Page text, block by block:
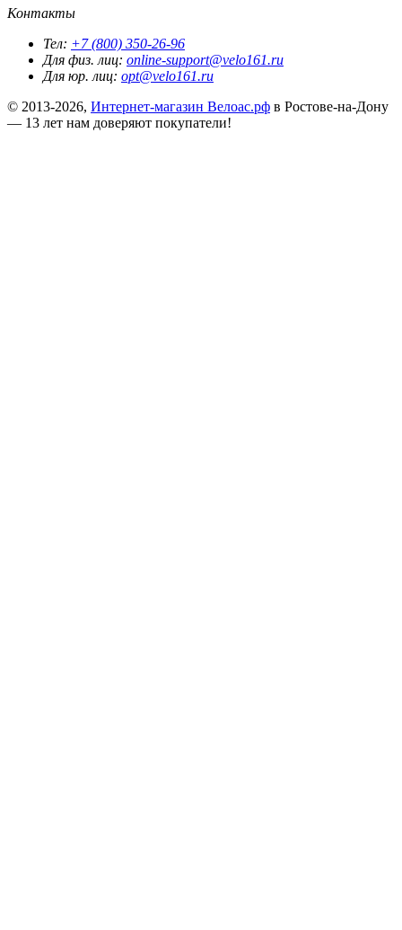
Контакты
Тел: +7 (800) 350-26-96
Для физ. лиц: online-support@velo161.ru
Для юр. лиц: opt@velo161.ru
© 2013-2026, Интернет-магазин Велоас.рф в Ростове-на-Дону
— 13 лет нам доверяют покупатели!